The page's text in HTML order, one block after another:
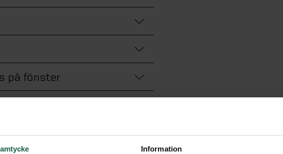
Information
på fönster